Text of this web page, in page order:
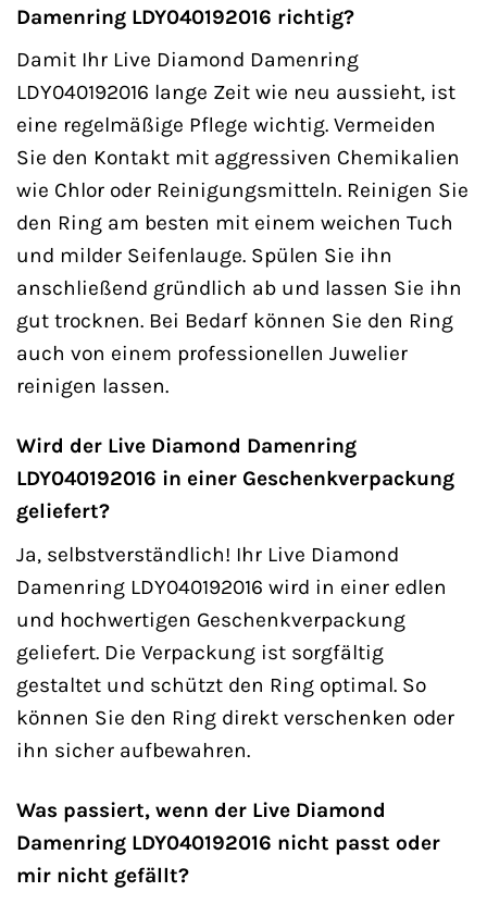
Damenring LDY040192016 richtig?
Damit Ihr Live Diamond Damenring
LDY040192016 lange Zeit wie neu aussieht, ist
eine regelmäßige Pflege wichtig. Vermeiden
Sie den Kontakt mit aggressiven Chemikalien
wie Chlor oder Reinigungsmitteln. Reinigen Sie
den Ring am besten mit einem weichen Tuch
und milder Seifenlauge. Spülen Sie ihn
anschließend gründlich ab und lassen Sie ihn
gut trocknen. Bei Bedarf können Sie den Ring
auch von einem professionellen Juwelier
reinigen lassen.
Wird der Live Diamond Damenring
LDY040192016 in einer Geschenkverpackung
geliefert?
Ja, selbstverständlich! Ihr Live Diamond
Damenring LDY040192016 wird in einer edlen
und hochwertigen Geschenkverpackung
geliefert. Die Verpackung ist sorgfältig
gestaltet und schützt den Ring optimal. So
können Sie den Ring direkt verschenken oder
ihn sicher aufbewahren.
Was passiert, wenn der Live Diamond
Damenring LDY040192016 nicht passt oder
mir nicht gefällt?